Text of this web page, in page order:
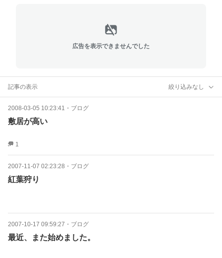
広告を表示できませんでした
記事の表示 絞り込みなし
2008-03-05 10:23:41 ・ ブログ
敷居が高い
1
2007-11-07 02:23:28 ・ ブログ
紅葉狩り
2007-10-17 09:59:27 ・ ブログ
最近、また始めました。